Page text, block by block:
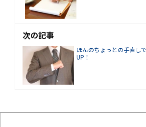
次の記事
ほんのちょっとの手直し
UP！